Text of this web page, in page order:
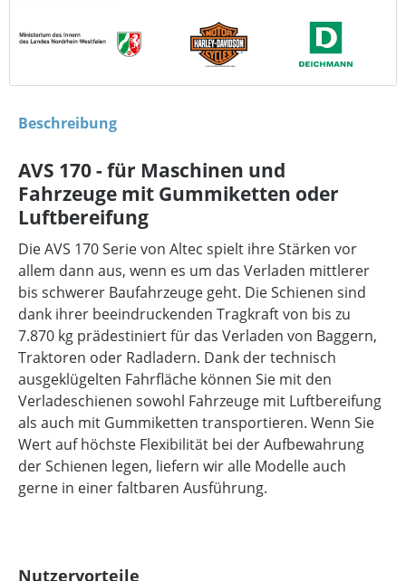
Beschreibung
AVS 170 - für Maschinen und
Fahrzeuge mit Gummiketten oder
Luftbereifung
Die AVS 170 Serie von Altec spielt ihre Stärken vor
allem dann aus, wenn es um das Verladen mittlerer
bis schwerer Baufahrzeuge geht. Die Schienen sind
dank ihrer beeindruckenden Tragkraft von bis zu
7.870 kg prädestiniert für das Verladen von Baggern,
Traktoren oder Radladern. Dank der technisch
ausgeklügelten Fahrfläche können Sie mit den
Verladeschienen sowohl Fahrzeuge mit Luftbereifung
als auch mit Gummiketten transportieren. Wenn Sie
Wert auf höchste Flexibilität bei der Aufbewahrung
der Schienen legen, liefern wir alle Modelle auch
gerne in einer faltbaren Ausführung.
Nutzervorteile